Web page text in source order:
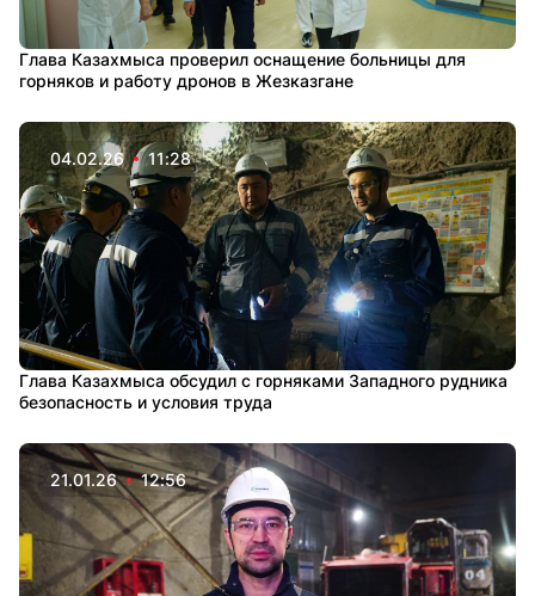
Глава Казахмыса проверил оснащение больницы для
горняков и работу дронов в Жезказгане
04.02.26 11:28
Глава Казахмыса обсудил с горняками Западного рудника
безопасность и условия труда
21.01.26 12:56